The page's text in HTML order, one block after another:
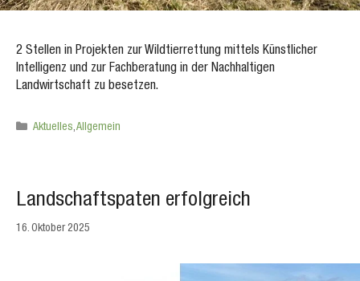
2 Stellen in Projekten zur Wildtierrettung mittels Künstlicher
Intelligenz und zur Fachberatung in der Nachhaltigen
Landwirtschaft zu besetzen.
Kategorien
Aktuelles,Allgemein
Landschaftspaten erfolgreich
16. Oktober 2025